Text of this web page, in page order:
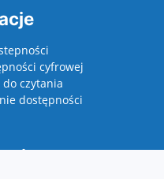
cyfrowej
do czytania
dostępności